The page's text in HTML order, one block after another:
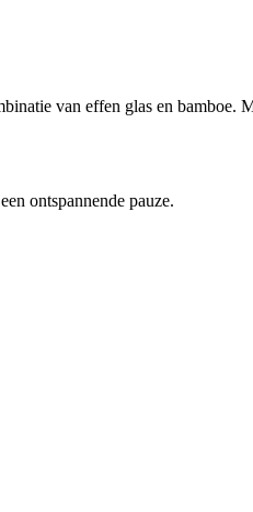
van effen glas en bamboe.
ontspannende pauze.